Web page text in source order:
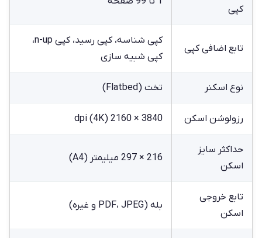
کپی
تابع اضافی کپی
کپی شناسه، کپی رسید، کپی n-up،
کپی شبیه سازی
نوع اسکنر تخت (Flatbed)
رزولوشن اسکن 3840 × 2160 dpi (4K)
حداکثر سایز
اسکن
216 × 297 میلیمتر (A4)
تابع خروجی
اسکن
بله (PDF، JPEG و غیره)